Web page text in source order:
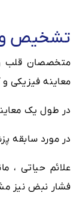
تشخیص و
متخصصان قلب و
معاینه
در طول یک
در مورد سابقه
علائم حیاتی ،
فشار نبض نیز